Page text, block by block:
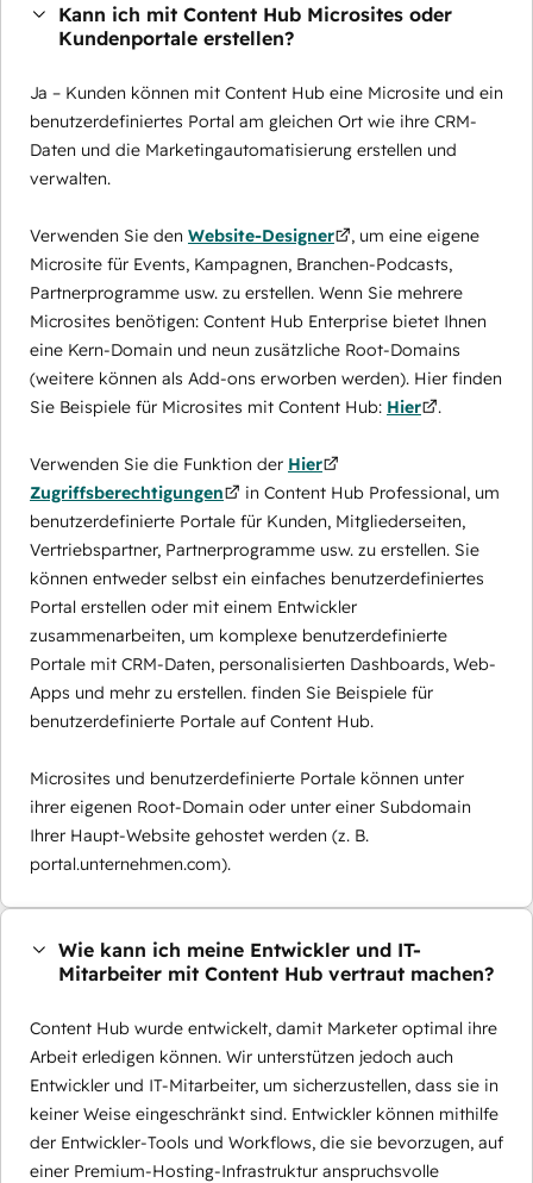
Kann ich mit Content Hub Microsites oder
Kundenportale erstellen?
Ja – Kunden können mit Content Hub eine Microsite und ein
benutzerdefiniertes Portal am gleichen Ort wie ihre CRM-
Daten und die Marketingautomatisierung erstellen und
verwalten.
Verwenden Sie den Website-Designer
, um eine eigene
Microsite für Events, Kampagnen, Branchen-Podcasts,
Partnerprogramme usw. zu erstellen. Wenn Sie mehrere
Microsites benötigen: Content Hub Enterprise bietet Ihnen
eine Kern-Domain und neun zusätzliche Root-Domains
(weitere können als Add-ons erworben werden). Hier finden
Sie Beispiele für Microsites mit Content Hub: Hier .
Verwenden Sie die Funktion der Hier
Zugriffsberechtigungen
in Content Hub Professional, um
benutzerdefinierte Portale für Kunden, Mitgliederseiten,
Vertriebspartner, Partnerprogramme usw. zu erstellen. Sie
können entweder selbst ein einfaches benutzerdefiniertes
Portal erstellen oder mit einem Entwickler
zusammenarbeiten, um komplexe benutzerdefinierte
Portale mit CRM-Daten, personalisierten Dashboards, Web-
Apps und mehr zu erstellen. finden Sie Beispiele für
benutzerdefinierte Portale auf Content Hub.
Microsites und benutzerdefinierte Portale können unter
ihrer eigenen Root-Domain oder unter einer Subdomain
Ihrer Haupt-Website gehostet werden (z. B.
portal.unternehmen.com).
Wie kann ich meine Entwickler und IT-
Mitarbeiter mit Content Hub vertraut machen?
Content Hub wurde entwickelt, damit Marketer optimal ihre
Arbeit erledigen können. Wir unterstützen jedoch auch
Entwickler und IT-Mitarbeiter, um sicherzustellen, dass sie in
keiner Weise eingeschränkt sind. Entwickler können mithilfe
der Entwickler-Tools und Workflows, die sie bevorzugen, auf
einer Premium-Hosting-Infrastruktur anspruchsvolle